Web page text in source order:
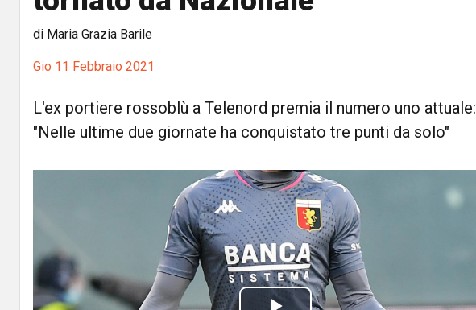
di Maria Grazia Barile
Gio 11 Febbraio 2021
L'ex portiere rossoblù a Telenord premia il numero uno attuale:
"Nelle ultime due giornate ha conquistato tre punti da solo"